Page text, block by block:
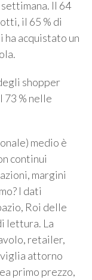
Il 64
il 65 % di
acquistato un
shopper
% nelle
medio è
continui
margini
I dati
Roi delle
lettura. La
retailer,
attorno
primo prezzo,